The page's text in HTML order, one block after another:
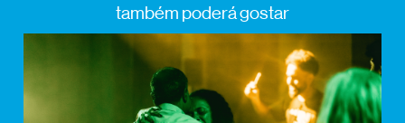
também poderá gostar